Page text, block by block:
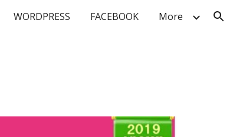
WORDPRESS FACEBOOK More